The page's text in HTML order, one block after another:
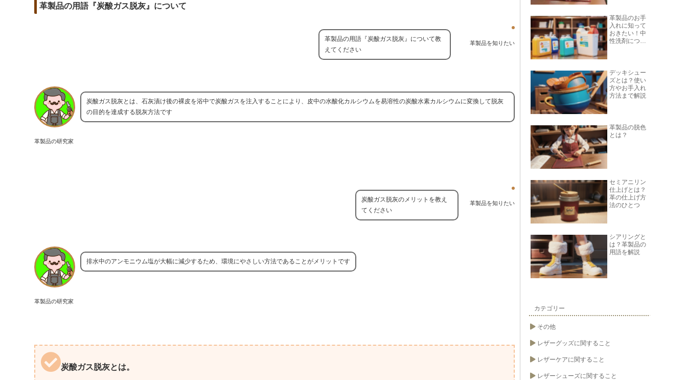
革製品の用語『炭酸ガス脱灰』について
革製品を知りたい
革製品の用語『炭酸ガス脱灰』について教
えてください
革製品の研究家
炭酸ガス脱灰とは、石灰漬け後の裸皮を浴中で炭酸ガスを注入することにより、皮中の水酸化カルシウムを易溶性の炭酸水素カルシウムに変換して脱灰
の目的を達成する脱灰方法です
革製品を知りたい
炭酸ガス脱灰のメリットを教え
てください
革製品の研究家
排水中のアンモニウム塩が大幅に減少するため、環境にやさしい方法であることがメリットです
炭酸ガス脱灰とは。
革製品のお手
入れに知って
おきたい！中
性洗剤につい
デッキシュー
ズとは？使い
方やお手入れ
方法まで解説
革製品の脱色
とは？
セミアニリン
仕上げとは？
革の仕上げ方
法のひとつ
シアリングと
は？革製品の
用語を解説
カテゴリー
その他
レザーグッズに関すること
レザーケアに関すること
レザーシューズに関すること